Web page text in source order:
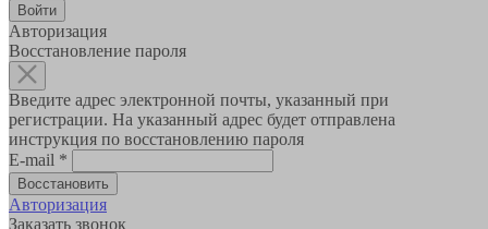
Авторизация
Восстановление пароля
Введите адрес электронной почты, указанный при
регистрации. На указанный адрес будет отправлена
инструкция по восстановлению пароля
E-mail *
Авторизация
Заказать звонок